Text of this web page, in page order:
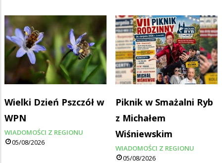
Wielki Dzień Pszczół w
WPN
WIADOMOŚCI Z REGIONU
05/08/2026
Piknik w Smażalni Ryb
z Michałem
Wiśniewskim
WIADOMOŚCI Z REGIONU
05/08/2026